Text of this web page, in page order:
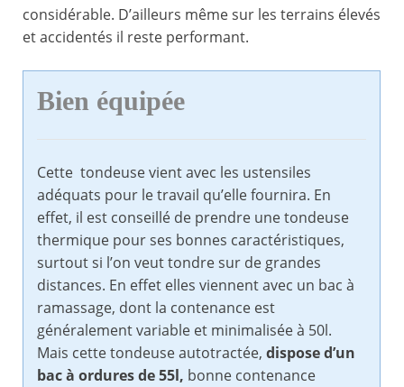
considérable. D’ailleurs même sur les terrains élevés
et accidentés il reste performant.
Bien équipée
Cette tondeuse vient avec les ustensiles
adéquats pour le travail qu’elle fournira. En
effet, il est conseillé de prendre une tondeuse
thermique pour ses bonnes caractéristiques,
surtout si l’on veut tondre sur de grandes
distances. En effet elles viennent avec un bac à
ramassage, dont la contenance est
généralement variable et minimalisée à 50l.
Mais cette tondeuse autotractée, dispose d’un
bac à ordures de 55l, bonne contenance